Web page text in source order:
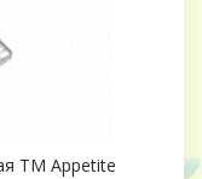
ТМ Appetite